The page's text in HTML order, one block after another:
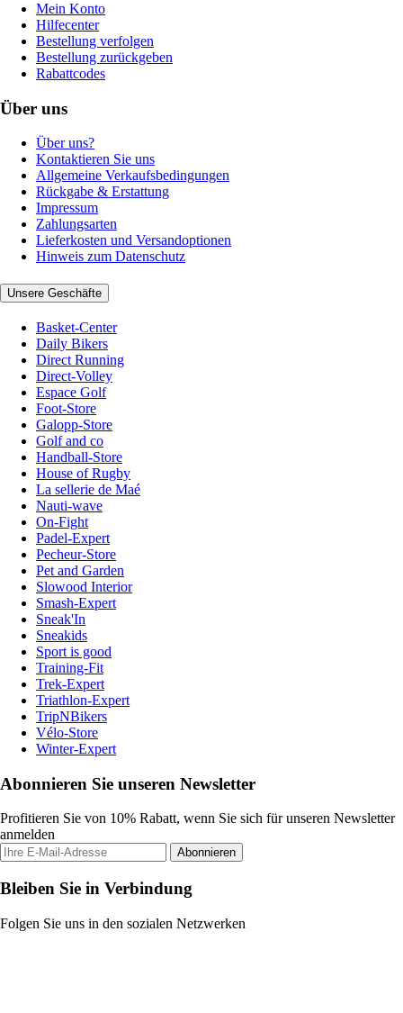
Mein Konto
Hilfecenter
Bestellung verfolgen
Bestellung zurückgeben
Rabattcodes
Über uns
Über uns?
Kontaktieren Sie uns
Allgemeine Verkaufsbedingungen
Rückgabe & Erstattung
Impressum
Zahlungsarten
Lieferkosten und Versandoptionen
Hinweis zum Datenschutz
Unsere Geschäfte
Basket-Center
Daily Bikers
Direct Running
Direct-Volley
Espace Golf
Foot-Store
Galopp-Store
Golf and co
Handball-Store
House of Rugby
La sellerie de Maé
Nauti-wave
On-Fight
Padel-Expert
Pecheur-Store
Pet and Garden
Slowood Interior
Smash-Expert
Sneak'In
Sneakids
Sport is good
Training-Fit
Trek-Expert
Triathlon-Expert
TripNBikers
Vélo-Store
Winter-Expert
Abonnieren Sie unseren Newsletter
Profitieren Sie von 10% Rabatt, wenn Sie sich für unseren Newsletter
anmelden
Abonnieren
Bleiben Sie in Verbindung
Folgen Sie uns in den sozialen Netzwerken